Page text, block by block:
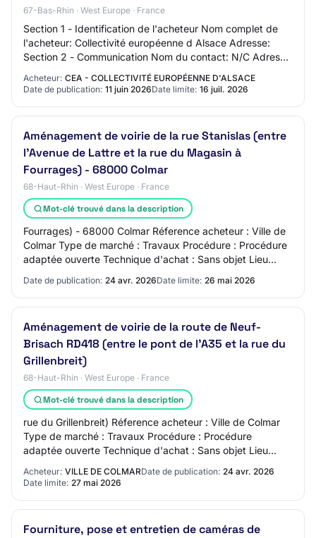
67-Bas-Rhin · West Europe · France
Section 1 - Identification de l'acheteur Nom complet de
l'acheteur: Collectivité européenne d Alsace Adresse:
Section 2 - Communication Nom du contact: N/C Adresse
mail du contact: N/C Numéro de télé…
Acheteur: CEA - COLLECTIVITÉ EUROPÉENNE D'ALSACE
Date de publication: 11 juin 2026Date limite: 16 juil. 2026
Aménagement de voirie de la rue Stanislas (entre
l'Avenue de Lattre et la rue du Magasin à
Fourrages) - 68000 Colmar
68-Haut-Rhin · West Europe · France
Mot-clé trouvé dans la description
Fourrages) - 68000 Colmar Réference acheteur : Ville de
Colmar Type de marché : Travaux Procédure : Procédure
adaptée ouverte Technique d'achat : Sans objet Lieu
Date de publication: 24 avr. 2026Date limite: 26 mai 2026
Aménagement de voirie de la route de Neuf-
Brisach RD418 (entre le pont de l'A35 et la rue du
Grillenbreit)
68-Haut-Rhin · West Europe · France
Mot-clé trouvé dans la description
rue du Grillenbreit) Réference acheteur : Ville de Colmar
Type de marché : Travaux Procédure : Procédure
adaptée ouverte Technique d'achat : Sans objet Lieu
Acheteur: VILLE DE COLMARDate de publication: 24 avr. 2026
Date limite: 27 mai 2026
Fourniture, pose et entretien de caméras de